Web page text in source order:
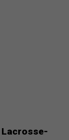
Lacrosse-